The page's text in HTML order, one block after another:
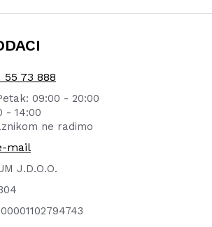
55 73 888
09:00 - 20:00
- 14:00
ne radimo
mail
J.D.O.O.